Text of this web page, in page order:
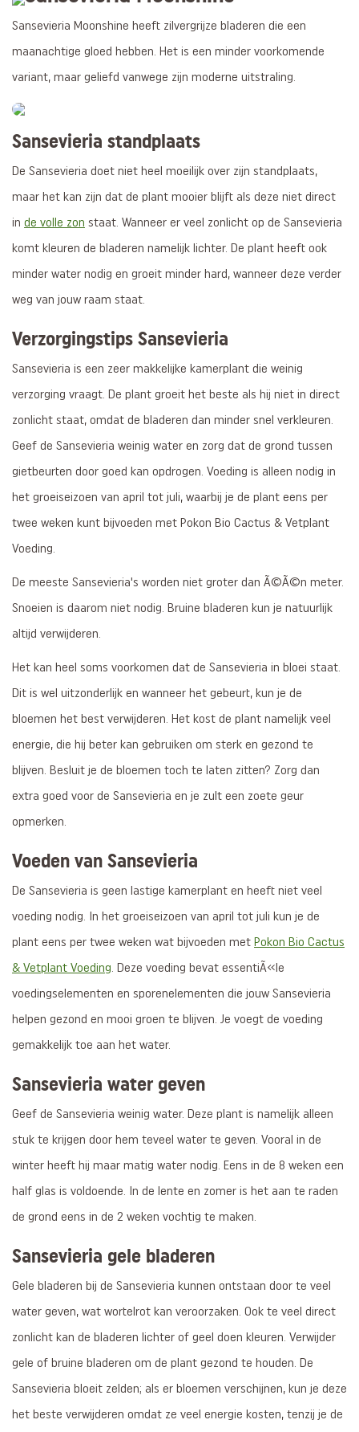
Sansevieria Moonshine heeft zilvergrijze bladeren die een
maanachtige gloed hebben. Het is een minder voorkomende
variant, maar geliefd vanwege zijn moderne uitstraling.
Sansevieria standplaats
De Sansevieria doet niet heel moeilijk over zijn standplaats,
maar het kan zijn dat de plant mooier blijft als deze niet direct
in de volle zon staat. Wanneer er veel zonlicht op de Sansevieria
komt kleuren de bladeren namelijk lichter. De plant heeft ook
minder water nodig en groeit minder hard, wanneer deze verder
weg van jouw raam staat.
Verzorgingstips Sansevieria
Sansevieria is een zeer makkelijke kamerplant die weinig
verzorging vraagt. De plant groeit het beste als hij niet in direct
zonlicht staat, omdat de bladeren dan minder snel verkleuren.
Geef de Sansevieria weinig water en zorg dat de grond tussen
gietbeurten door goed kan opdrogen. Voeding is alleen nodig in
het groeiseizoen van april tot juli, waarbij je de plant eens per
twee weken kunt bijvoeden met Pokon Bio Cactus & Vetplant
Voeding.
De meeste Sansevieria's worden niet groter dan Ã©Ã©n meter.
Snoeien is daarom niet nodig. Bruine bladeren kun je natuurlijk
altijd verwijderen.
Het kan heel soms voorkomen dat de Sansevieria in bloei staat.
Dit is wel uitzonderlijk en wanneer het gebeurt, kun je de
bloemen het best verwijderen. Het kost de plant namelijk veel
energie, die hij beter kan gebruiken om sterk en gezond te
blijven. Besluit je de bloemen toch te laten zitten? Zorg dan
extra goed voor de Sansevieria en je zult een zoete geur
opmerken.
Voeden van Sansevieria
De Sansevieria is geen lastige kamerplant en heeft niet veel
voeding nodig. In het groeiseizoen van april tot juli kun je de
plant eens per twee weken wat bijvoeden met Pokon Bio Cactus
& Vetplant Voeding. Deze voeding bevat essentiÃ«le
voedingselementen en sporenelementen die jouw Sansevieria
helpen gezond en mooi groen te blijven. Je voegt de voeding
gemakkelijk toe aan het water.
Sansevieria water geven
Geef de Sansevieria weinig water. Deze plant is namelijk alleen
stuk te krijgen door hem teveel water te geven. Vooral in de
winter heeft hij maar matig water nodig. Eens in de 8 weken een
half glas is voldoende. In de lente en zomer is het aan te raden
de grond eens in de 2 weken vochtig te maken.
Sansevieria gele bladeren
Gele bladeren bij de Sansevieria kunnen ontstaan door te veel
water geven, wat wortelrot kan veroorzaken. Ook te veel direct
zonlicht kan de bladeren lichter of geel doen kleuren. Verwijder
gele of bruine bladeren om de plant gezond te houden. De
Sansevieria bloeit zelden; als er bloemen verschijnen, kun je deze
het beste verwijderen omdat ze veel energie kosten, tenzij je de